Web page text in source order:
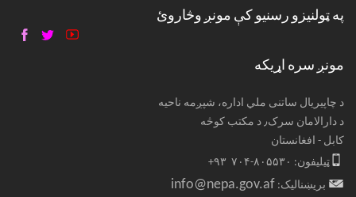
په ټولنیزو رسنیو کې مونږ وڅاروئ
مونږ سره اړیکه
د چاپیریال ساتنی ملي اداره، شپږمه ناحیه
د دارالامان سرک٫ د مکتب کوڅه
کابل - افغانستان
ټیلیفون: ۸۰۵۵۳۰-۷۰۴ ۹۳+
بریښنالیک: info@nepa.gov.af